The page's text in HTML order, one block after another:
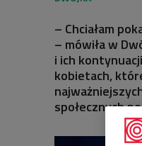
– Chciałam
– mówiła w
i ich
kobietach,
społecznych